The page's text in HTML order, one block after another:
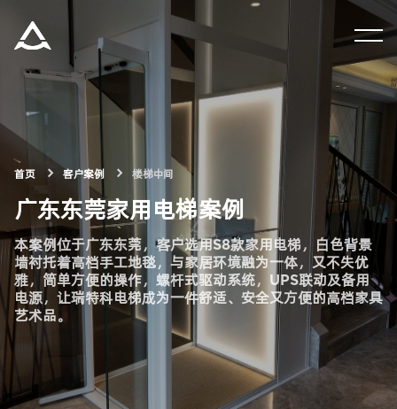
集团资讯
产品中心
解决方案
关于瑞特科
合作伙伴
CN
首页 客户案例 楼梯中间
广东东莞家用电梯案例
本案例位于广东东莞，客户选用S8款家用电梯，白色背景
墙衬托着高档手工地毯，与家居环境融为一体，又不失优
雅，简单方便的操作，螺杆式驱动系统，UPS联动及备用
电源，让瑞特科电梯成为一件舒适、安全又方便的高档家具
艺术品。